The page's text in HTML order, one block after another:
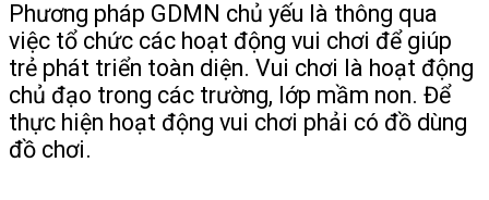
Phương pháp GDMN chủ yếu là thông qua
việc tổ chức các hoạt động vui chơi để giúp
trẻ phát triển toàn diện. Vui chơi là hoạt động
chủ đạo trong các trường, lớp mầm non. Để
thực hiện hoạt động vui chơi phải có đồ dùng
đồ chơi.